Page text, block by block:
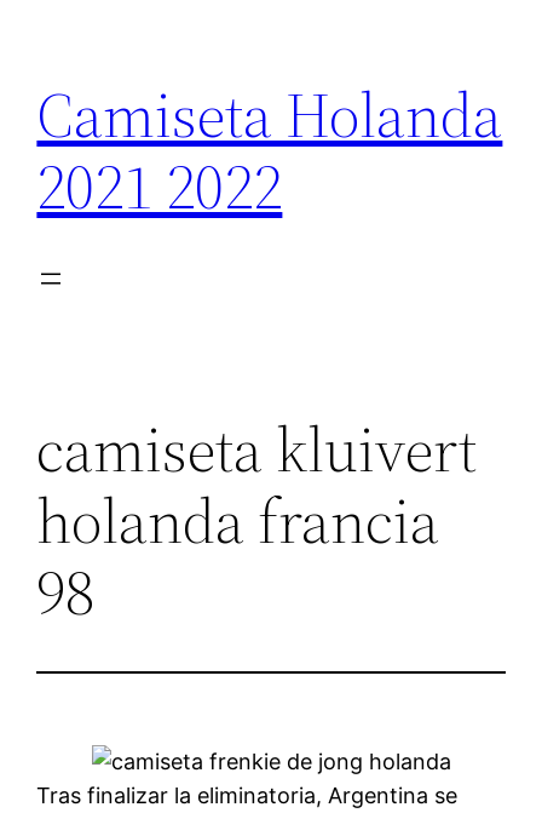
contenido
Camiseta Holanda
2021 2022
camiseta kluivert
holanda francia
98
Tras finalizar la eliminatoria, Argentina se